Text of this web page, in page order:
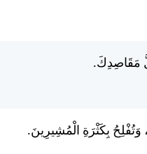
مَقَاصِدِكَ.
بِكَثْرَةِ الْمُشِيرِينَ.